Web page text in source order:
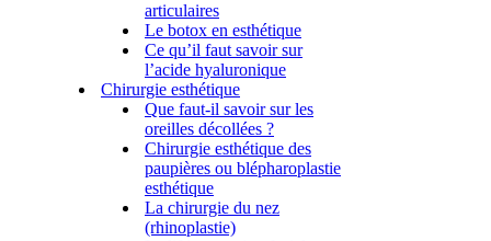
articulaires
Le botox en esthétique
Ce qu’il faut savoir sur
l’acide hyaluronique
Chirurgie esthétique
Que faut-il savoir sur les
oreilles décollées ?
Chirurgie esthétique des
paupières ou blépharoplastie
esthétique
La chirurgie du nez
(rhinoplastie)